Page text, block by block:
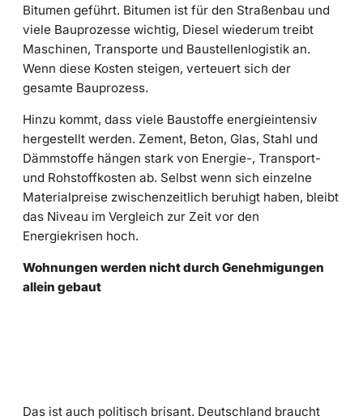
Bitumen geführt. Bitumen ist für den Straßenbau und
viele Bauprozesse wichtig, Diesel wiederum treibt
Maschinen, Transporte und Baustellenlogistik an.
Wenn diese Kosten steigen, verteuert sich der
gesamte Bauprozess.
Hinzu kommt, dass viele Baustoffe energieintensiv
hergestellt werden. Zement, Beton, Glas, Stahl und
Dämmstoffe hängen stark von Energie-, Transport-
und Rohstoffkosten ab. Selbst wenn sich einzelne
Materialpreise zwischenzeitlich beruhigt haben, bleibt
das Niveau im Vergleich zur Zeit vor den
Energiekrisen hoch.
Wohnungen werden nicht durch Genehmigungen
allein gebaut
Das ist auch politisch brisant. Deutschland braucht